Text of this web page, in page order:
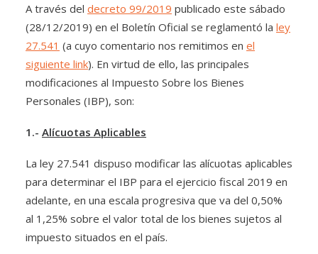
A través del decreto 99/2019 publicado este sábado
(28/12/2019) en el Boletín Oficial se reglamentó la ley
27.541 (a cuyo comentario nos remitimos en el
siguiente link). En virtud de ello, las principales
modificaciones al Impuesto Sobre los Bienes
Personales (IBP), son:
1.- Alícuotas Aplicables
La ley 27.541 dispuso modificar las alícuotas aplicables
para determinar el IBP para el ejercicio fiscal 2019 en
adelante, en una escala progresiva que va del 0,50%
al 1,25% sobre el valor total de los bienes sujetos al
impuesto situados en el país.